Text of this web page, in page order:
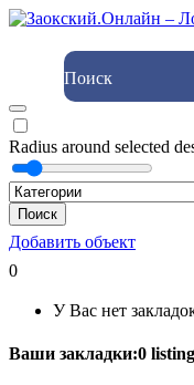
Поиск
Radius around selected
Поиск
Добавить объект
0
У Вас нет
Ваши закладки:0